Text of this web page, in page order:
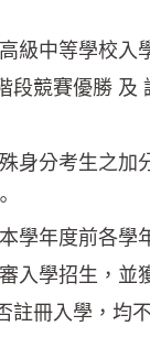
級中等學校入
段競賽優勝 及
身分考生之加
學年度前各學
入學招生，並
註冊入學，均